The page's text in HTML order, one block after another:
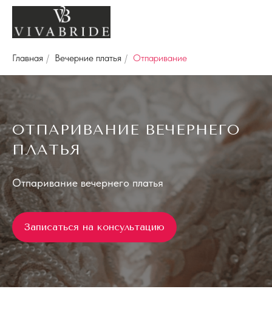
Главная / Вечерние платья / Отпаривание
ОТПАРИВАНИЕ ВЕЧЕРНЕГО
ПЛАТЬЯ
Отпаривание вечернего платья
Записаться на консультацию